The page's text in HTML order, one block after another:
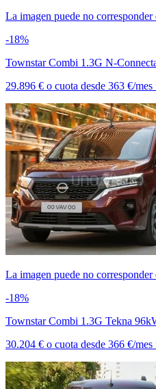
La imagen puede no
-18%
Townstar Combi 1.3G N-
29.896 € o cuota desde 363 €/mes
La imagen puede no
-18%
Townstar Combi 1.3G Tekna
30.204 € o cuota desde 366 €/mes